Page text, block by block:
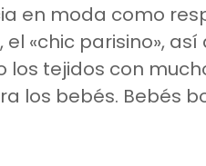
en moda como
«chic parisino»,
los tejidos con
los bebés. Bebés